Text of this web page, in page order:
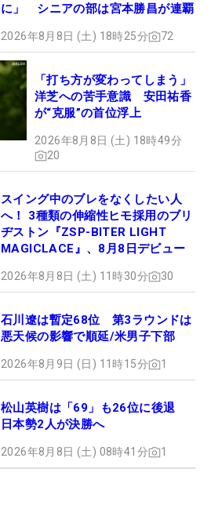
に」 シニアの部は宮本勝昌が連覇
2026年8月8日 (土) 18時25分 72
「打ち方が変わってしまう」
洋芝への苦手意識 安田祐香
が“克服”の首位浮上
2026年8月8日 (土) 18時49分
20
スイング中のブレをなくしたい人
へ！ 3種類の伸縮性ヒモ採用のブリ
ヂストン『ZSP-BITER LIGHT
MAGICLACE』、8月8日デビュー
2026年8月8日 (土) 11時30分 30
石川遼は暫定68位 第3ラウンドは
悪天候の影響で順延/米男子下部
2026年8月9日 (日) 11時15分 1
松山英樹は「69」も26位に後退
日本勢2人が決勝へ
2026年8月8日 (土) 08時41分 1